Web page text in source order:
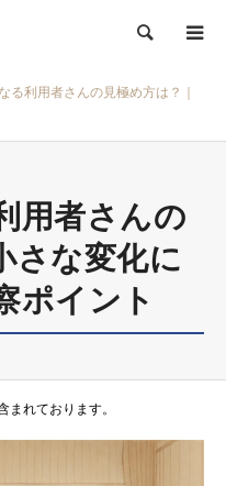
検索
る利用者さんの見極め方は？｜
用者さんの
さな変化に
ポイント
れております。